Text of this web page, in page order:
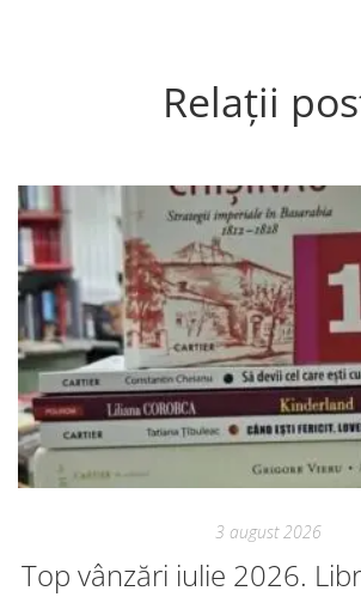
Relații
3 august 2026
Top vânzări iulie 2026.